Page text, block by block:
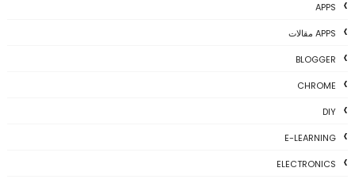
APPS
APPS مقالات
BLOGGER
CHROME
DIY
E-LEARNING
ELECTRONICS